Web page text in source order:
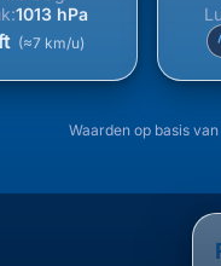
1013 hPa
(≈7 km/u)
Waarden op basis